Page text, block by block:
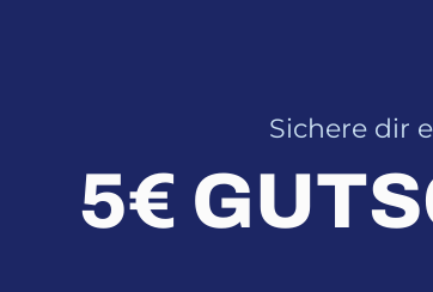
Sichere dir
5€